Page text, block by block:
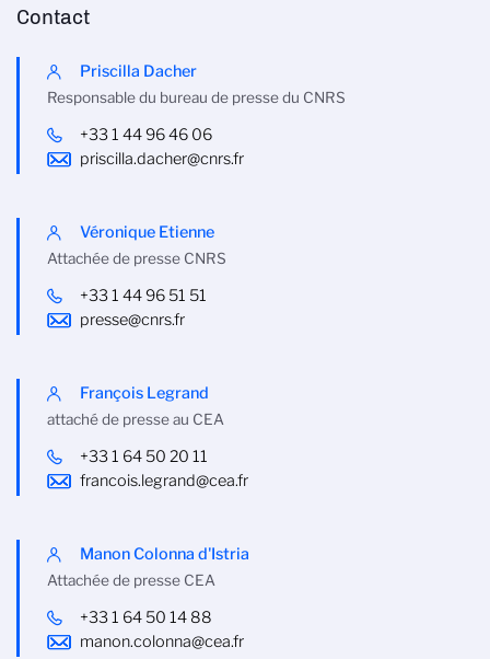
Contact
Priscilla Dacher
Responsable du bureau de presse du CNRS
+33 1 44 96 46 06
priscilla.dacher@cnrs.fr
Véronique Etienne
Attachée de presse CNRS
+33 1 44 96 51 51
presse@cnrs.fr
François Legrand
attaché de presse au CEA
+33 1 64 50 20 11
francois.legrand@cea.fr
Manon Colonna d'Istria
Attachée de presse CEA
+33 1 64 50 14 88
manon.colonna@cea.fr